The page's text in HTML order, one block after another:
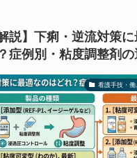
説】下痢・逆流対策
症例別・粘度調整剤
看護手技・